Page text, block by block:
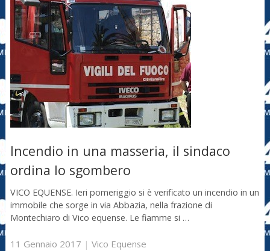
Incendio in una masseria, il sindaco
ordina lo sgombero
VICO EQUENSE. Ieri pomeriggio si è verificato un incendio in un
immobile che sorge in via Abbazia, nella frazione di
Montechiaro di Vico equense. Le fiamme si …
11 Gennaio 2017 | Vico Equense